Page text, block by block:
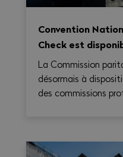
Convention
Check est
La Commission
désormais à
des commissions
le temps de travail,